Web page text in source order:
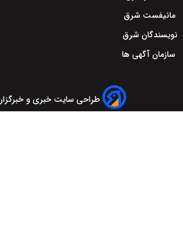
طراحی سایت خبری و خبرگزاری آسام